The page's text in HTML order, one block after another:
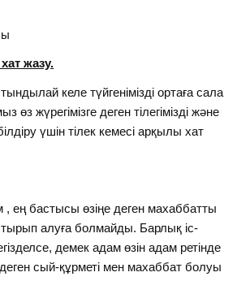
жазу.
келе түйгенімізді ортаға сала
жүрегімізге деген тілегімізді және
үшін тілек кемесі арқылы хат
ең бастысы өзіңе деген махаббатты
алуға болмайды. Барлық іс-
демек адам өзін адам ретінде
деген сый-құрметі мен махаббат болуы